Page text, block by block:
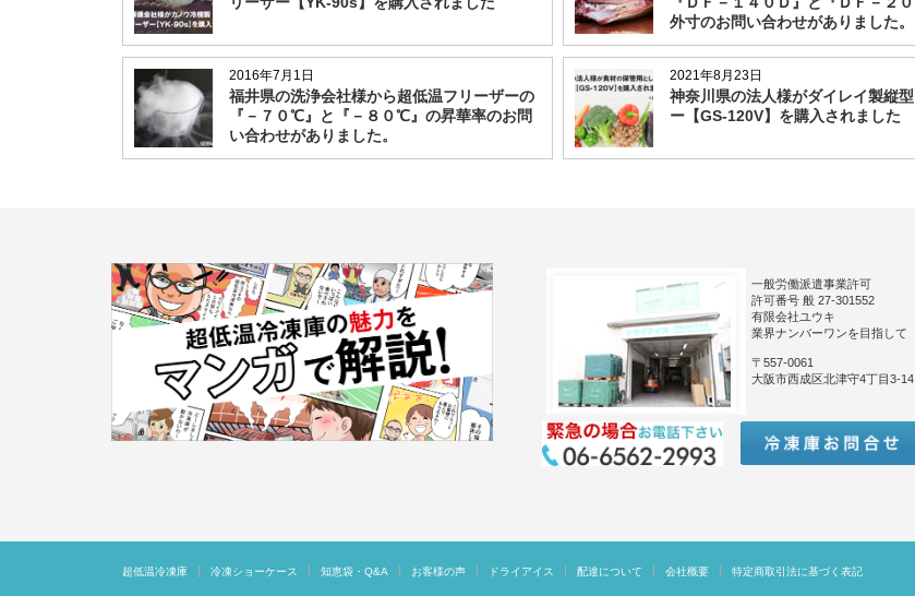
外寸のお問い合わせがありました。
2016年7月1日
福井県の洗浄会社様から超低温フリーザーの
『－７０℃』と『－８０℃』の昇華率のお問
い合わせがありました。
2021年8月23日
神奈川県の法人様がダイレイ製縦
ー【GS-120V】を購入されました
一般労働派遣事業許可
許可番号 般 27-301552
有限会社ユウキ
業界ナンバーワンを目指して
〒557-0061
大阪市西成区北津守4丁目3-14
超低温冷凍庫 冷凍ショーケース 知恵袋・Q&A お客様の声 ドライアイス 配達について 会社概要 特定商取引法に基づく表記